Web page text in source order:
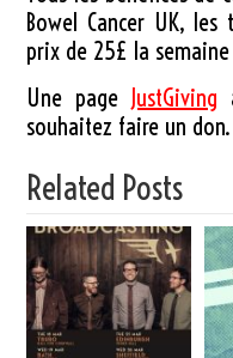
Bowel Cancer UK,
prix de 25£ la
Une page JustGiving
souhaitez faire un don.
Related Posts